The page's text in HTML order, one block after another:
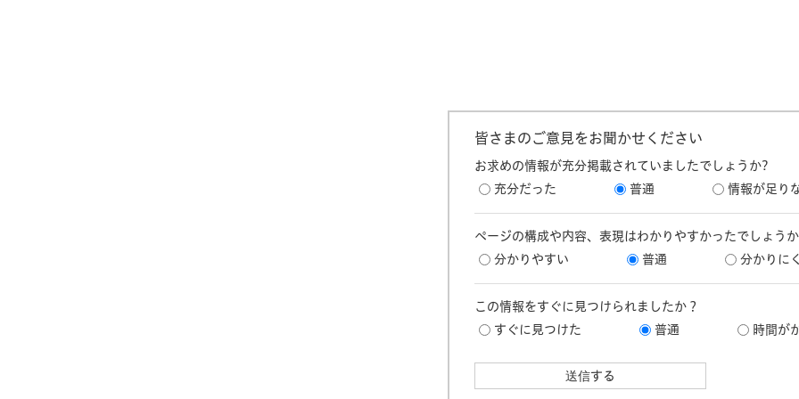
皆さまのご意見をお聞かせください
お求めの情報が充分掲載されていましたでしょうか?
充分だった
普通 情報が足り
ページの構成や内容、表現はわかりやすかったでしょうか
分かりやすい
普通 分かりに
この情報をすぐに見つけられましたか？
すぐに見つけた
普通 時間が